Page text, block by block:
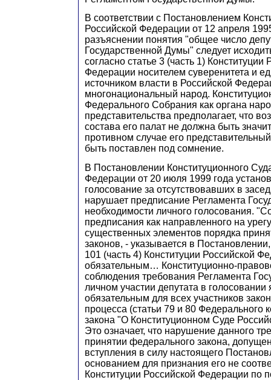
В соответствии с Постановлением
Российской Федерации от 12 апреля
разъяснении понятия "общее число
Государственной Думы" следует
согласно статье 3 (часть 1) Конституции
Федерации носителем суверенитета и
источником власти в Российской
многонациональный народ.
Федерального Собрания как органа
представительства предполагает, что
состава его палат не должна быть
противном случае его
быть поставлен под сомнение.
В Постановлении Конституционного
Федерации от 20 июля 1999 года
голосование за отсутствовавших в
нарушает предписание Регламента
необходимости личного голосования.
предписания как направленного на
существенных элементов порядка
законов, - указывается в
101 (часть 4) Конституции Российской
обязательным… Конституционно-
соблюдения требования Регламента
личном участии депутата в голосовании
обязательным для всех участников
процесса (статьи 79 и 80 Федерального
закона "О Конституционном Суде
Это означает, что нарушение данного
принятии федерального закона,
вступления в силу настоящего
основанием для признания его не
Конституции Российской Федерации по